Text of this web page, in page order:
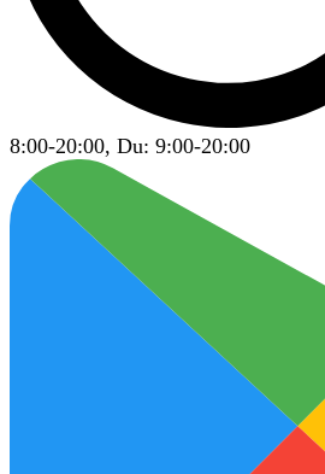
8:00-20:00, Du: 9:00-20:00